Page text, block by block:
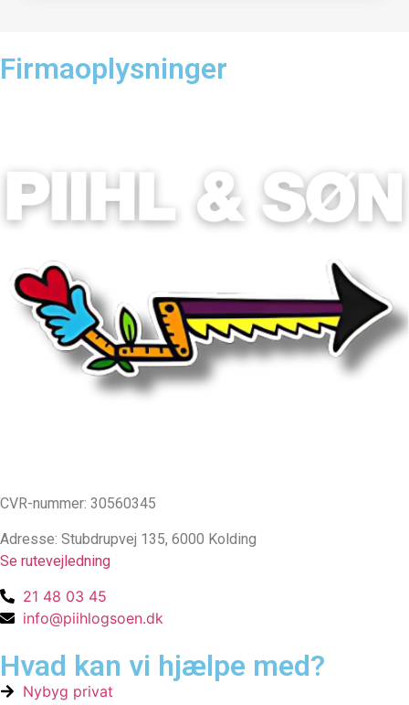
Firmaoplysninger
CVR-nummer: 30560345
Adresse: Stubdrupvej 135, 6000 Kolding
Se rutevejledning
21 48 03 45
info@piihlogsoen.dk
Hvad kan vi hjælpe med?
Nybyg privat